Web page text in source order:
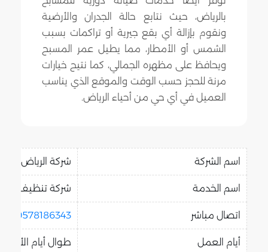
بالرياض، حيث نتابع حالة الجدران والأرضية
ونقوم بإزالة أي بقع جيرية أو تراكمات بسبب
الشمس أو الأمطار، مما يطيل عمر المسبح
ويحافظ على مظهره الجمالي، كما نتيح خيارات
مرنة للحجز حسب الوقت والموقع الذي يناسب
العميل في أي حي من أحياء الرياض.
اسم الشركة شركة الرياض
اسم الخدمة شركة تنظيف
اتصال مباشر 0578186343
أيام العمل طوال أيام